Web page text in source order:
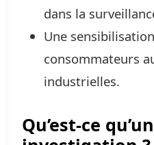
dans la
Une
consommateurs
industrielles.
Qu’est-ce